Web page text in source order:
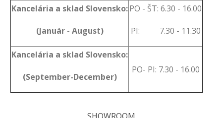
Kancelária a sklad Slovensko:
(Január - August)
PO - ŠT: 6.30 - 16.00
PI: 7.30 - 11.30
Kancelária a sklad Slovensko:
(September-December)
PO- PI: 7.30 - 16.00